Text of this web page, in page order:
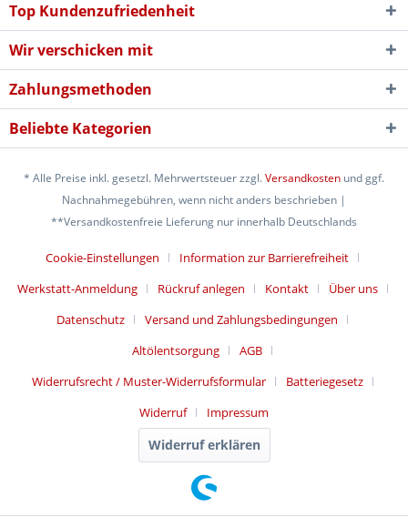
Top Kundenzufriedenheit
Wir verschicken mit
Zahlungsmethoden
Beliebte Kategorien
* Alle Preise inkl. gesetzl. Mehrwertsteuer zzgl.Versandkosten und ggf.
Nachnahmegebühren, wenn nicht anders beschrieben |
**Versandkostenfreie Lieferung nur innerhalb Deutschlands
Cookie-Einstellungen
Information zur Barrierefreiheit
Werkstatt-Anmeldung
Rückruf anlegen Kontakt
Über uns
Datenschutz
Versand und Zahlungsbedingungen
Altölentsorgung
AGB
Widerrufsrecht / Muster-Widerrufsformular
Batteriegesetz
Widerruf
Impressum
Widerruf erklären